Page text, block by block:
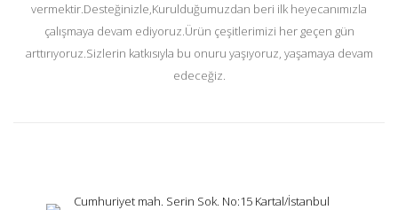
vermektir.Desteğinizle,Kurulduğumuzdan beri ilk heyecanımızla
çalışmaya devam ediyoruz.Ürün çeşitlerimizi her geçen gün
arttırıyoruz.Sizlerin katkısıyla bu onuru yaşıyoruz, yaşamaya devam
edeceğiz.
Cumhuriyet mah. Serin Sok. No:15 Kartal/İstanbul